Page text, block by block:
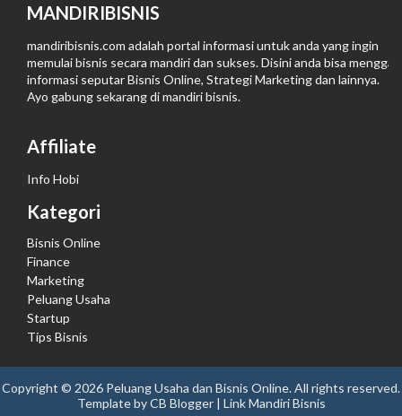
MANDIRIBISNIS
mandiribisnis.com adalah portal informasi untuk anda yang ingin
memulai bisnis secara mandiri dan sukses. Disini anda bisa menggali
informasi seputar Bisnis Online, Strategi Marketing dan lainnya.
Ayo gabung sekarang dimandiri bisnis.
Affiliate
Info Hobi
Kategori
Bisnis Online
Finance
Marketing
Peluang Usaha
Startup
Tips Bisnis
Copyright © 2026 Peluang Usaha dan Bisnis Online. All rights reserved.
Template byCB Blogger| LinkMandiri Bisnis